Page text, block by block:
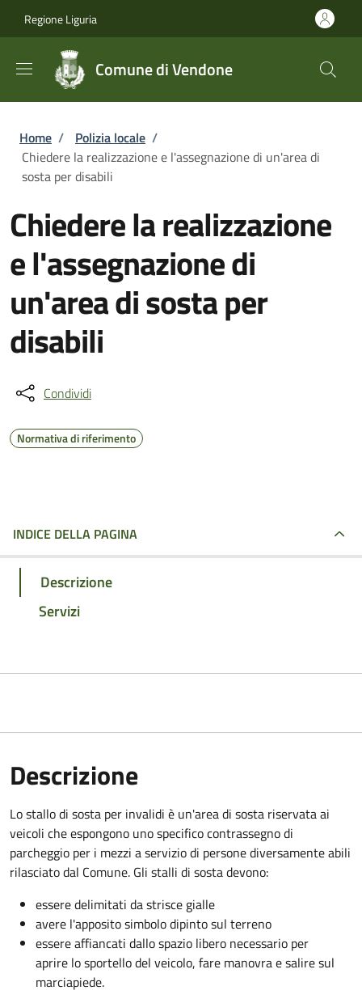
Regione Liguria
Comune di Vendone
Briciole di pane
Home / Polizia locale /
Chiedere la realizzazione e l'assegnazione di un'area di
sosta per disabili
Chiedere la realizzazione
e l'assegnazione di
un'area di sosta per
disabili
Condividi
Normativa di riferimento
INDICE DELLA PAGINA
Descrizione
Servizi
Descrizione
Lo stallo di sosta per invalidi è un'area di sosta riservata ai
veicoli che espongono uno specifico contrassegno di
parcheggio per i mezzi a servizio di persone diversamente abili
rilasciato dal Comune. Gli stalli di sosta devono:
essere delimitati da strisce gialle
avere l'apposito simbolo dipinto sul terreno
essere affiancati dallo spazio libero necessario per
aprire lo sportello del veicolo, fare manovra e salire sul
marciapiede.